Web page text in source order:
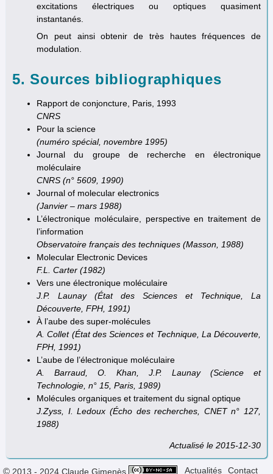
excitations électriques ou optiques quasiment
instantanés.
On peut ainsi obtenir de très hautes fréquences de
modulation.
5. Sources bibliographiques
Rapport de conjoncture, Paris, 1993
CNRS
Pour la science
(numéro spécial, novembre 1995)
Journal du groupe de recherche en électronique
moléculaire
CNRS (n° 5609, 1990)
Journal of molecular electronics
(Janvier – mars 1988)
L’électronique moléculaire, perspective en traitement de
l’information
Observatoire français des techniques (Masson, 1988)
Molecular Electronic Devices
F.L. Carter (1982)
Vers une électronique moléculaire
J.P. Launay (État des Sciences et Technique, La
Découverte, FPH, 1991)
À l’aube des super-molécules
A. Collet (État des Sciences et Technique, La Découverte,
FPH, 1991)
L’aube de l’électronique moléculaire
A. Barraud, O. Khan, J.P. Launay (Science et
Technologie, n° 15, Paris, 1989)
Molécules organiques et traitement du signal optique
J.Zyss, I. Ledoux (Écho des recherches, CNET n° 127,
1988)
Actualisé le 2015-12-30
© 2013 - 2024 Claude Gimenès Actualités Contact